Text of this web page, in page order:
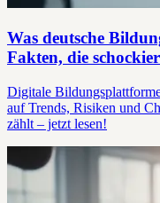
Was deutsche
Fakten, die
Digitale
auf Trends, Risiken und
zählt – jetzt lesen!